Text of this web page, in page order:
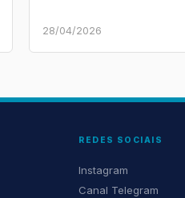
28/04/2026
REDES SOCIAIS
Instagram
Canal Telegram